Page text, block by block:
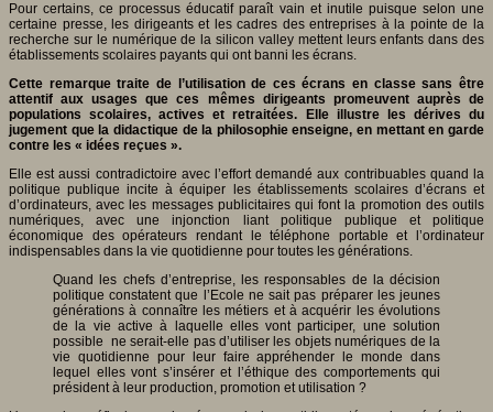
Pour certains, ce processus éducatif paraît vain et inutile puisque selon une
certaine presse, les dirigeants et les cadres des entreprises à la pointe de la
recherche sur le numérique de la silicon valley mettent leurs enfants dans des
établissements scolaires payants qui ont banni les écrans.
Cette remarque traite de l’utilisation de ces écrans en classe sans être
attentif aux usages que ces mêmes dirigeants promeuvent auprès de
populations scolaires, actives et retraitées. Elle illustre les dérives du
jugement que la didactique de la philosophie enseigne, en mettant en garde
contre les « idées reçues ».
Elle est aussi contradictoire avec l’effort demandé aux contribuables quand la
politique publique incite à équiper les établissements scolaires d’écrans et
d’ordinateurs, avec les messages publicitaires qui font la promotion des outils
numériques, avec une injonction liant politique publique et politique
économique des opérateurs rendant le téléphone portable et l’ordinateur
indispensables dans la vie quotidienne pour toutes les générations.
Quand les chefs d’entreprise, les responsables de la décision
politique constatent que l’Ecole ne sait pas préparer les jeunes
générations à connaître les métiers et à acquérir les évolutions
de la vie active à laquelle elles vont participer, une solution
possible ne serait-elle pas d’utiliser les objets numériques de la
vie quotidienne pour leur faire appréhender le monde dans
lequel elles vont s’insérer et l’éthique des comportements qui
président à leur production, promotion et utilisation ?